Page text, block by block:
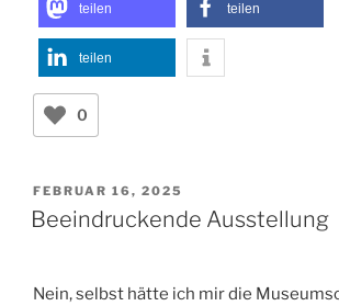
teilen teilen
teilen
0
VERÖFFENTLICHT
AM
FEBRUAR 16, 2025
Beeindruckende Ausstellung
Nein, selbst hätte ich mir die